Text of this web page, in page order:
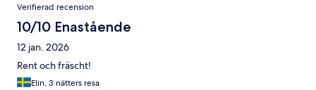
Verifierad recension
10/10 Enastående
12 jan. 2026
Rent och fräscht!
Elin, 3 nätters resa